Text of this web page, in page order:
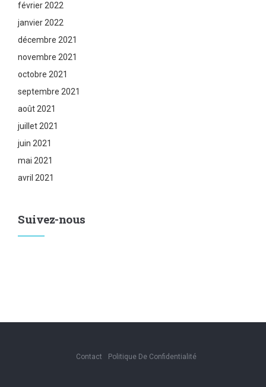
février 2022
janvier 2022
décembre 2021
novembre 2021
octobre 2021
septembre 2021
août 2021
juillet 2021
juin 2021
mai 2021
avril 2021
Suivez-nous
Contact Politique De Confidentialité